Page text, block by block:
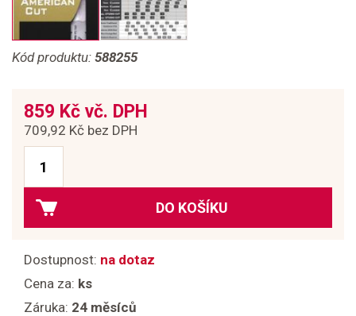
Kód produktu: 588255
859 Kč vč. DPH
709,92 Kč bez DPH
DO KOŠÍKU
Dostupnost: na dotaz
Cena za: ks
Záruka: 24 měsíců